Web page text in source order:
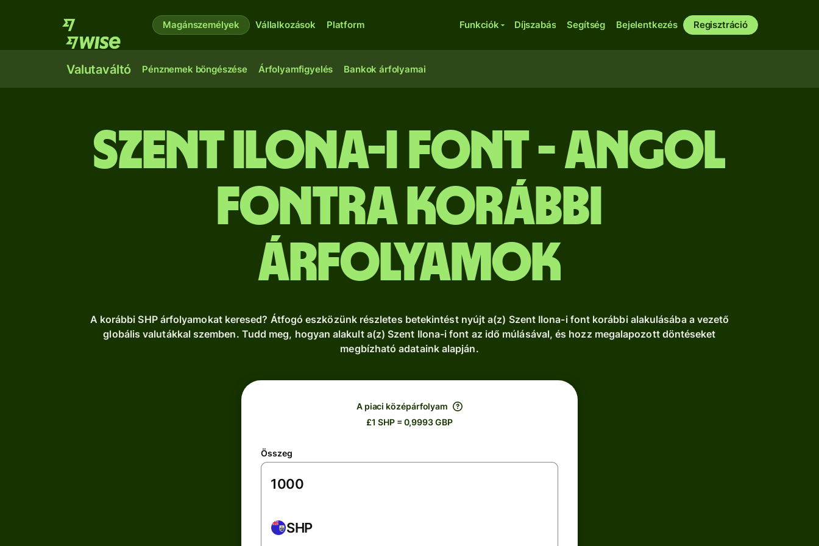
Magánszemélyek Vállalkozások Platform Funkciók Díjszabás Segítség Bejelentkezés Regisztráció
Valutaváltó Pénznemek böngészése Árfolyamfigyelés Bankok árfolyamai
Szent Ilona-i font - angol
fontra Korábbi
árfolyamok
A korábbi SHP árfolyamokat keresed? Átfogó eszközünk részletes betekintést nyújt a(z) Szent Ilona-i font korábbi alakulásába a vezető
globális valutákkal szemben. Tudd meg, hogyan alakult a(z) Szent Ilona-i font az idő múlásával, és hozz megalapozott döntéseket
megbízható adataink alapján.
A piaci középárfolyam
£1 SHP = 0,9993 GBP
Összeg
SHP